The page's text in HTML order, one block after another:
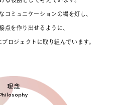
コミュニケーションの場を灯し、
点を作り出せるように、
ロジェクトに取り組んでいます。
理念